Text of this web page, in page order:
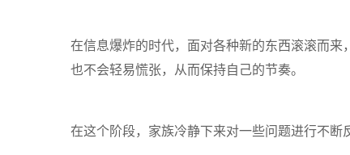
在信息爆炸的时代，面对各种新的东西滚滚而来
也不会轻易慌张，从而保持自己的节奏。
在这个阶段，家族冷静下来对一些问题进行不断